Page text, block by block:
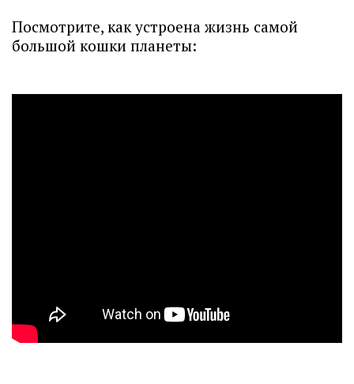
Посмотрите, как устроена жизнь самой
большой кошки планеты: